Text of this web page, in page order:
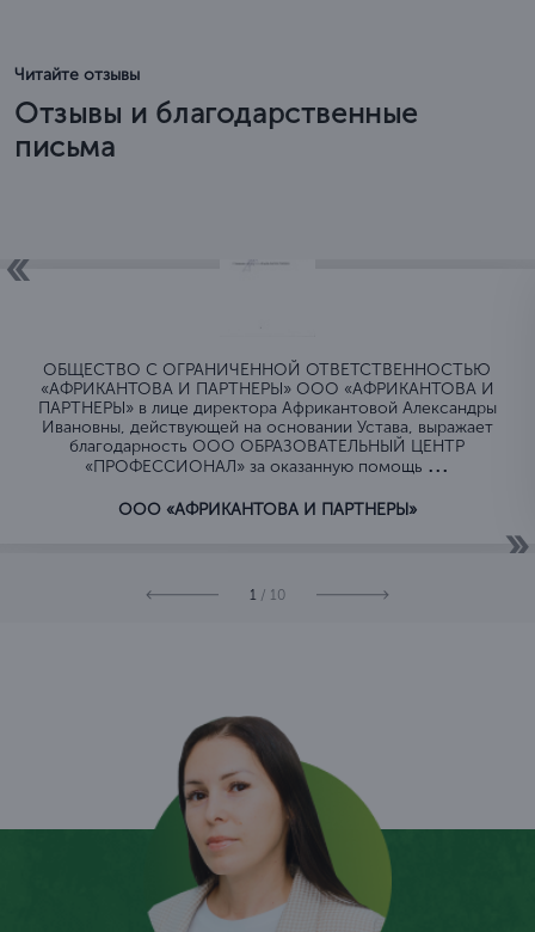
Читайте отзывы
Отзывы и благодарственные
письма
ОБЩЕСТВО C ОГРАНИЧЕННОЙ ОТВЕТСТВЕННОСТЬЮ
«АФРИКАНТОВА И ПАРТНЕРЫ» ООО «АФРИКАНТОВА И
ПАРТНЕРЫ» в лице директора Африкантовой Александры
Ивановны, действующей на основании Устава, выражает
благодарность ООО ОБРАЗОВАТЕЛЬНЫЙ ЦЕНТР
«ПРОФЕССИОНАЛ» за оказанную помощь ...
ООО «АФРИКАНТОВА И ПАРТНЕРЫ»
1 / 10